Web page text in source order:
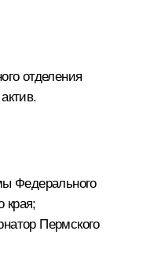
отделения
Федерального
края;
Пермского